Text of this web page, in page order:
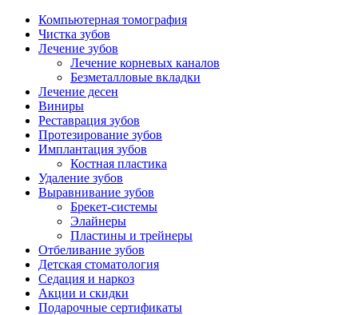
Компьютерная томография
Чистка зубов
Лечение зубов
Лечение корневых каналов
Безметалловые вкладки
Лечение десен
Виниры
Реставрация зубов
Протезирование зубов
Имплантация зубов
Костная пластика
Удаление зубов
Выравнивание зубов
Брекет-системы
Элайнеры
Пластины и трейнеры
Отбеливание зубов
Детская стоматология
Седация и наркоз
Акции и скидки
Подарочные сертификаты